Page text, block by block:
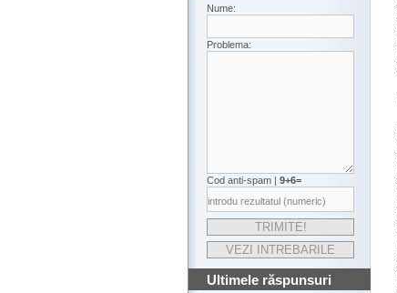
Nume:
Problema:
Cod anti-spam | 9+6=
Ultimele răspunsuri